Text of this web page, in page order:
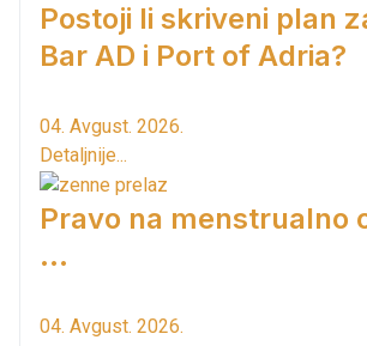
Postoji li skriveni plan
Bar AD i Port of Adria?
04. Avgust. 2026.
Detaljnije...
Pravo na menstrualno
...
04. Avgust. 2026.